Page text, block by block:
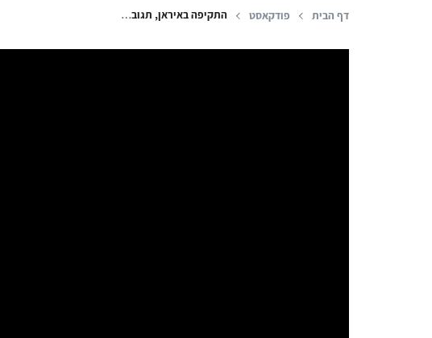
דף הבית פודקאסט התקיפה באיראן, תגובת המשטר והמשמעויות להמשך המלחמה